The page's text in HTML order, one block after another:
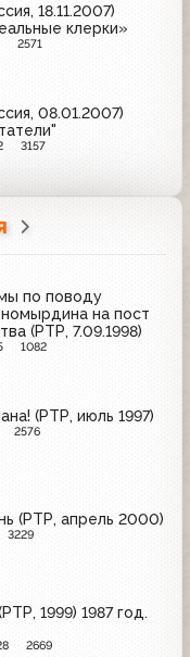
18.11.2007)
клерки»
2571
08.01.2007)
3157
по поводу
на пост
(РТР, 7.09.1998)
1082
(РТР, июль 1997)
2576
(РТР, апрель 2000)
3229
1999) 1987 год.
2669